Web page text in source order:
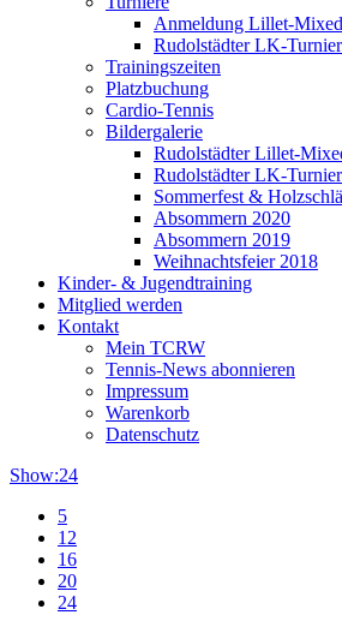
Anmeldung Lillet-
Rudolstädter LK-
Trainingszeiten
Platzbuchung
Cardio-Tennis
Bildergalerie
Rudolstädter Lillet-
Rudolstädter LK-
Sommerfest &
Absommern 2020
Absommern 2019
Weihnachtsfeier 2018
Kinder- & Jugendtraining
Mitglied werden
Kontakt
Mein TCRW
Tennis-News abonnieren
Impressum
Warenkorb
Datenschutz
Show:24
5
12
16
20
24